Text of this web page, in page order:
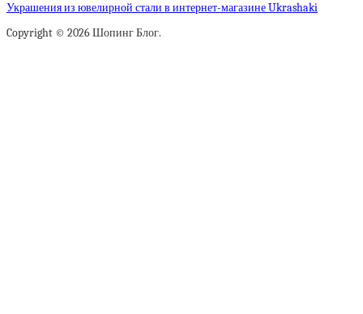
Украшения из ювелирной стали в интернет-магазине Ukrashaki
Copyright © 2026 Шопинг Блог.